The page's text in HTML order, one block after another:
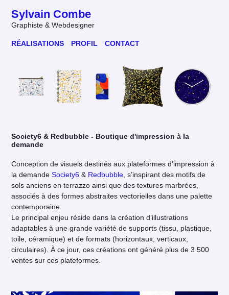
Sylvain Combe
Graphiste & Webdesigner
RÉALISATIONS PROFIL CONTACT
Society6 & Redbubble - Boutique d'impression à la
demande
Conception de visuels destinés aux plateformes d’impression à
la demandeSociety6 & Redbubble , s’inspirant des motifs de
sols anciens en terrazzo ainsi que des textures marbrées,
associés à des formes abstraites vectorielles dans une palette
contemporaine.
Le principal enjeu réside dans la création d’illustrations
adaptables à une grande variété de supports (tissu, plastique,
toile, céramique) et de formats (horizontaux, verticaux,
circulaires). À ce jour, ces créations ont généré plus de 3 500
ventes sur ces plateformes.